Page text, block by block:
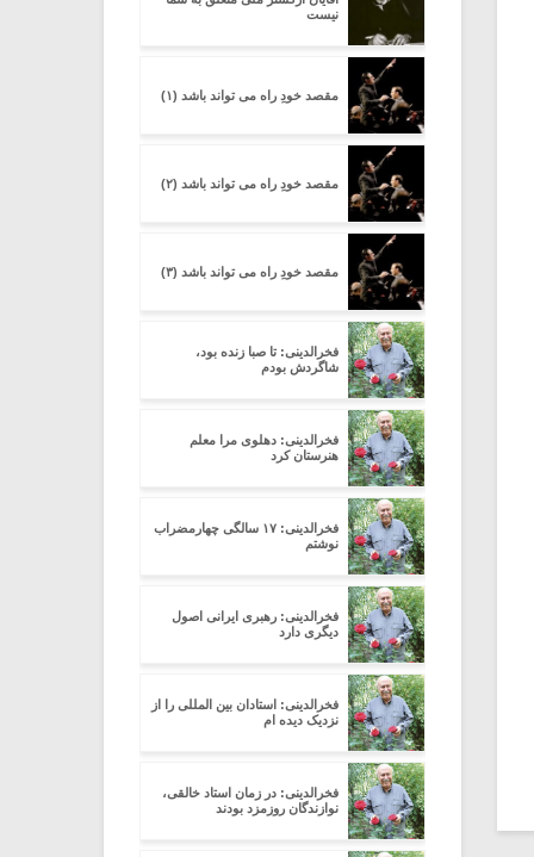
نیست
مقصد خودِ راه می تواند باشد (۱)
مقصد خودِ راه می تواند باشد (۲)
مقصد خودِ راه می تواند باشد (۳)
فخرالدینی: تا صبا زنده بود،
شاگردش بودم
فخرالدینی: دهلوی مرا معلم
هنرستان کرد
فخرالدینی: ۱۷ سالگی چهارمضراب
نوشتم
فخرالدینی: رهبری ایرانی اصول
دیگری دارد
فخرالدینی: استادان بین المللی را از
نزدیک دیده ام
فخرالدینی: در زمان استاد خالقی،
نوازندگان روزمزد بودند